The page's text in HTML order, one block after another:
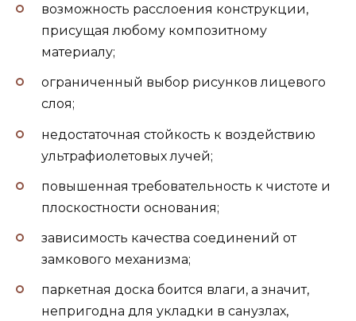
возможность расслоения конструкции,
присущая любому композитному
материалу;
ограниченный выбор рисунков лицевого
слоя;
недостаточная стойкость к воздействию
ультрафиолетовых лучей;
повышенная требовательность к чистоте и
плоскостности основания;
зависимость качества соединений от
замкового механизма;
паркетная доска боится влаги, а значит,
непригодна для укладки в санузлах,